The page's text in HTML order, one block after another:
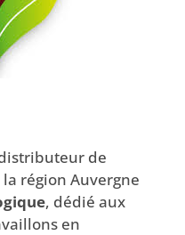
de
région Auvergne
, dédié aux
en